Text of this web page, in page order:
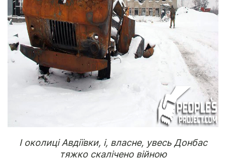
І околиці Авдіївки, і, власне, увесь Донбас
тяжко скалічено війною